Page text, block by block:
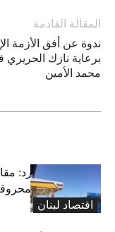
المقالة القادمة
ندوة عن أفق الأزمة
برعاية نازك
محمد الأمين
اقتصاد لبنان
التضخم المستورد:
لارتفاع أسعار